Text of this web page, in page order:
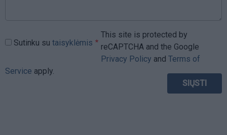
Sutinku su taisyklėmis
This site is protected by
reCAPTCHA and the Google
Privacy Policy and Terms of
Service apply.